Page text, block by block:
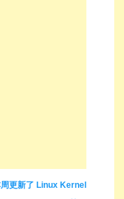
更新了 Linux Kernel